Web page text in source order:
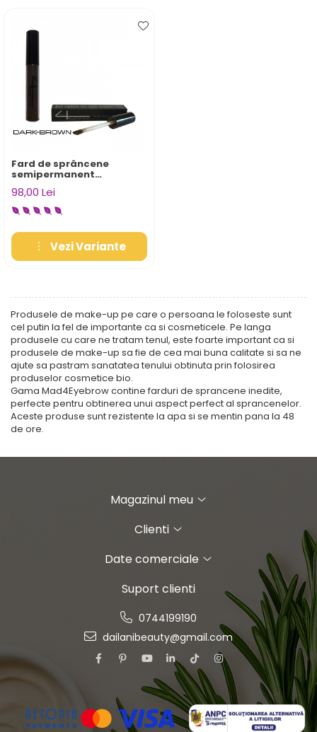
Fard de sprâncene
semipermanent
Mad4EyeBrow – definire,
rezistență îndelungată și
aspect natural
98,00 Lei
Vezi Variante
Produsele de make-up pe care o persoana le foloseste sunt
cel putin la fel de importante ca si cosmeticele. Pe langa
produsele cu care ne tratam tenul, este foarte important ca si
produsele de make-up sa fie de cea mai buna calitate si sa ne
ajute sa pastram sanatatea tenului obtinuta prin folosirea
produselor cosmetice bio.
Gama Mad4Eyebrow contine farduri de sprancene inedite,
perfecte pentru obtinerea unui aspect perfect al sprancenelor.
Aceste produse sunt rezistente la apa si se mentin pana la 48
de ore.
Magazinul meu
Clienti
Date comerciale
Suport clienti
0744199190
dailanibeauty@gmail.com